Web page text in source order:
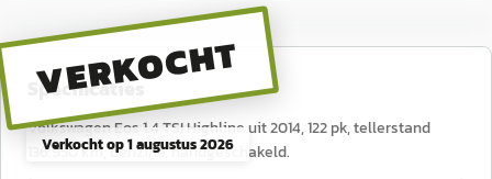
VERKOCHT
Verkocht op1 augustus 2026
Specificaties
Volkswagen Eos 1.4 TSI Highline uit 2014, 122 pk, tellerstand
136.950 km, benzine, handgeschakeld.